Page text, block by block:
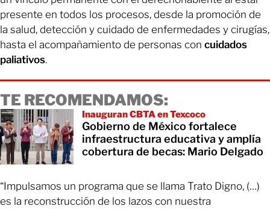
presente en todos los procesos, desde la promoción de
la salud, detección y cuidado de enfermedades y cirugías,
hasta el acompañamiento de personas con cuidados
paliativos.
TE RECOMENDAMOS:
Inauguran CBTA en Texcoco
Gobierno de México fortalece
infraestructura educativa y amplía
cobertura de becas: Mario Delgado
“Impulsamos un programa que se llama Trato Digno, (…)
es la reconstrucción de los lazos con nuestra